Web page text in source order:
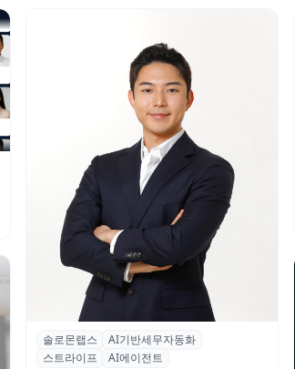
솔로몬랩스, 스트라이프 출신 이창헌 영
입…절세 전략 AI 에이전트 개발 본격화
솔로몬랩스
AI기반세무자동화
스트라이프
AI에이전트